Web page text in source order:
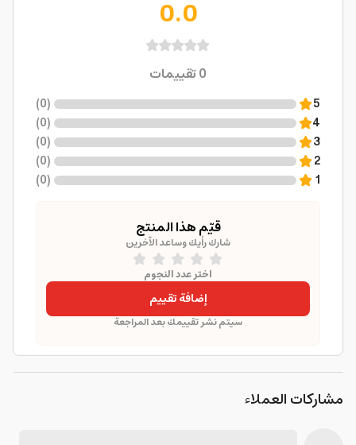
0.0
0تقييمات
5
(
0
)
4
(
0
)
3
(
0
)
2
(
0
)
1
(
0
)
قيّم هذا المنتج
شارك رأيك وساعد الآخرين
اختر عدد النجوم
إضافة تقييم
سيتم نشر تقييمك بعد المراجعة
مشاركات العملاء